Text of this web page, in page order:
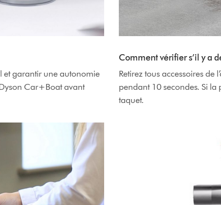
et garantir une autonomie
Car+Boat avant
Comment vérifier s’il y a
Retirez tous accessoires de
pendant 10 secondes. Si la
taquet.